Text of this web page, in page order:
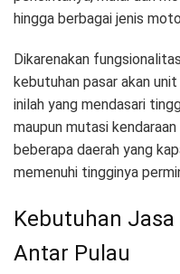
hingga berbagai jenis
Dikarenakan
kebutuhan pasar akan
inilah yang mendasari
maupun mutasi
beberapa daerah yang
memenuhi tingginya
Kebutuhan
Antar Pulau